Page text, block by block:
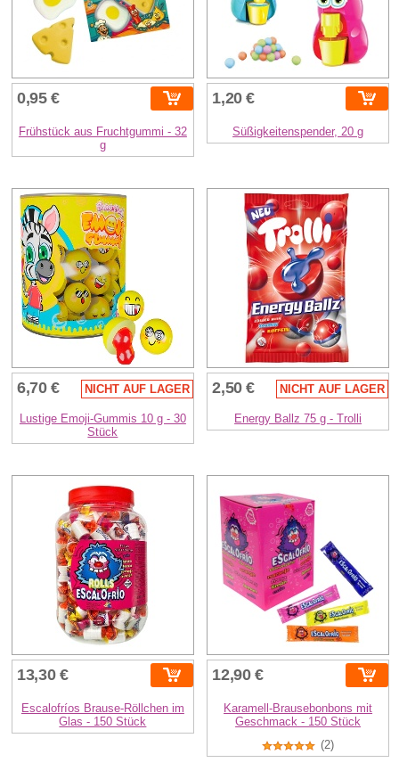
0,95 €
Frühstück aus Fruchtgummi - 32
g
1,20 €
Süßigkeitenspender, 20 g
6,70 € NICHT AUF LAGER
Lustige Emoji-Gummis 10 g - 30
Stück
2,50 € NICHT AUF LAGER
Energy Ballz 75 g - Trolli
13,30 €
Escalofríos Brause-Röllchen im
Glas - 150 Stück
12,90 €
Karamell-Brausebonbons mit
Geschmack - 150 Stück
(2)